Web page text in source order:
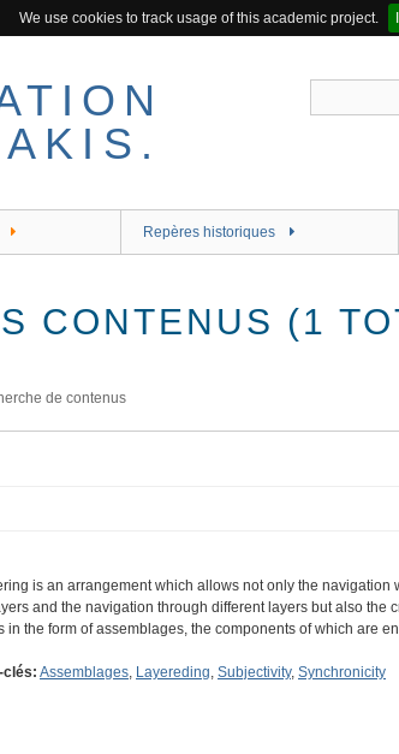
We use cookies to track usage of this academic project.
Repères historiques
CONTENUS (1
de contenus
is an arrangement which allows not only the navigation
and the navigation through different layers but also the
in the form of assemblages, the components of which are
clés: Assemblages, Layereding, Subjectivity, Synchronicity